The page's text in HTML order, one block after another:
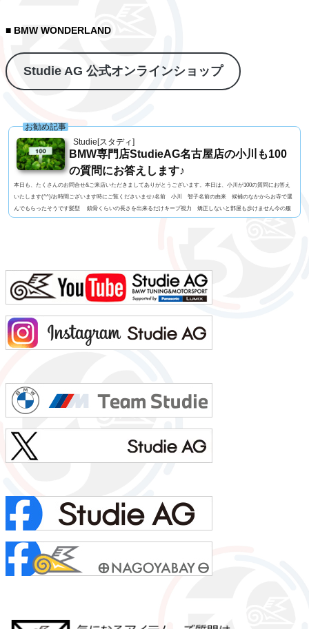
■ BMW WONDERLAND
Studie AG 公式オンラインショップ
Studie[スタディ]
お勧め記事
BMW専門店StudieAG名古屋店の小川も100
の質問にお答えします♪
本日も、たくさんのお問合せ&ご来店いただきましてありがとうございます。本日は、小川が100の質問にお答え
いたします(^^)/お時間ございます時にご覧くださいませ♪名前 小川 智子名前の由来 候補のなかからお寺で選
んでもらったそうです髪型 鎖骨くらいの長さを出来るだけキープ視力 矯正しないと部屋も歩けません今の服